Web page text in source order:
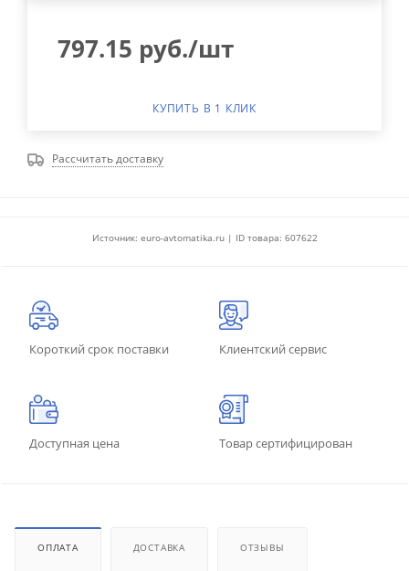
797.15 руб./шт
КУПИТЬ В 1 КЛИК
Рассчитать доставку
Источник: euro-avtomatika.ru | ID товара: 607622
Короткий срок поставки Клиентский сервис
Доступная цена Товар сертифицирован
ОПЛАТА ДОСТАВКА ОТЗЫВЫ